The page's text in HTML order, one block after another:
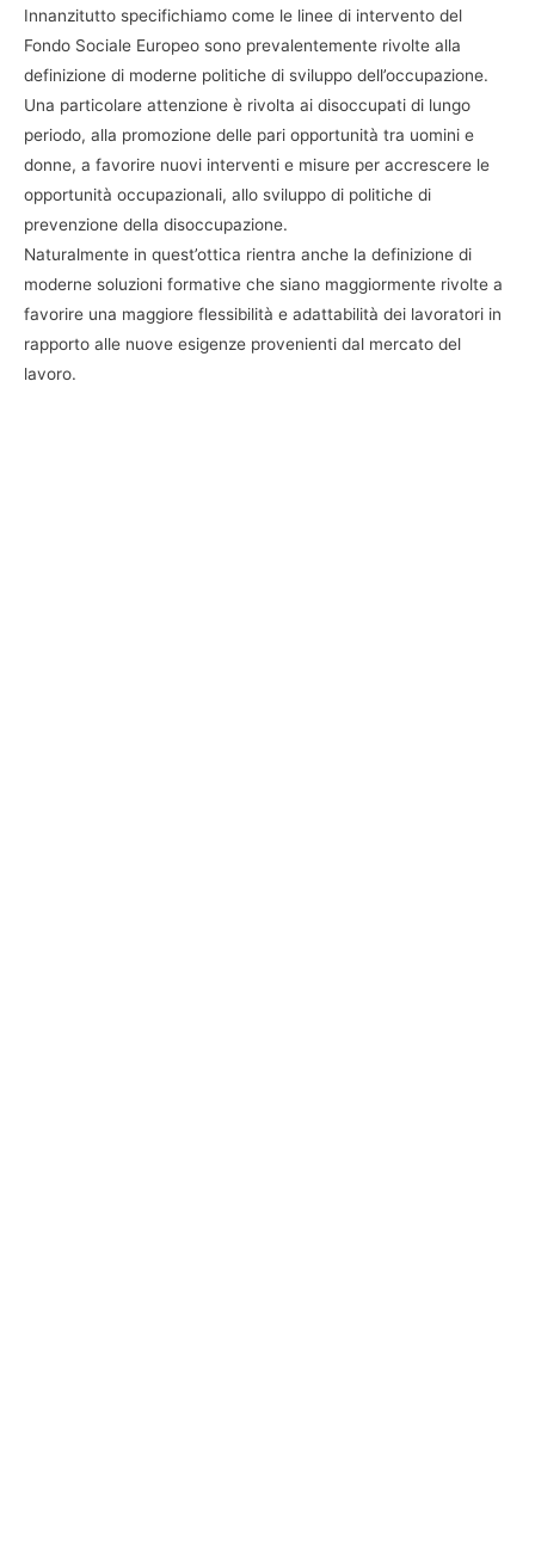
Innanzitutto specifichiamo come le linee di intervento del
Fondo Sociale Europeo sono prevalentemente rivolte alla
definizione di moderne politiche di sviluppo dell’occupazione.
Una particolare attenzione è rivolta ai disoccupati di lungo
periodo, alla promozione delle pari opportunità tra uomini e
donne, a favorire nuovi interventi e misure per accrescere le
opportunità occupazionali, allo sviluppo di politiche di
prevenzione della disoccupazione.
Naturalmente in quest’ottica rientra anche la definizione di
moderne soluzioni formative che siano maggiormente rivolte a
favorire una maggiore flessibilità e adattabilità dei lavoratori in
rapporto alle nuove esigenze provenienti dal mercato del
lavoro.